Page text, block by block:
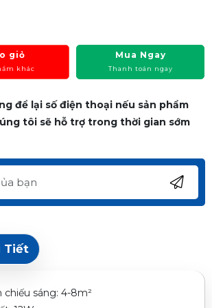
giỏ
khác
Mua Ngay
Thanh toán ngay
để lại số điện thoại nếu sản phẩm
tôi sẽ hỗ trợ trong thời gian sớm
Tiết
chiếu sáng: 4-8m²